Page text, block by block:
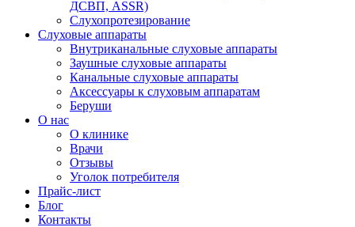
ДСВП, ASSR)
Слухопротезирование
Слуховые аппараты
Внутриканальные слуховые аппараты
Заушные слуховые аппараты
Канальные слуховые аппараты
Аксессуары к слуховым аппаратам
Беруши
О нас
О клинике
Врачи
Отзывы
Уголок потребителя
Прайс-лист
Блог
Контакты